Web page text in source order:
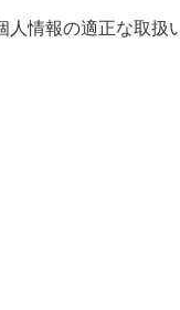
情報の適正な取扱